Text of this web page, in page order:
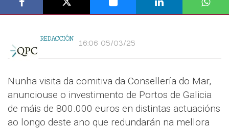
REDACCIÓN 16:06 05/03/25
Nunha visita da comitiva da Consellería do Mar,
anunciouse o investimento de Portos de Galicia
de máis de 800.000 euros en distintas actuacións
ao longo deste ano que redundarán na mellora